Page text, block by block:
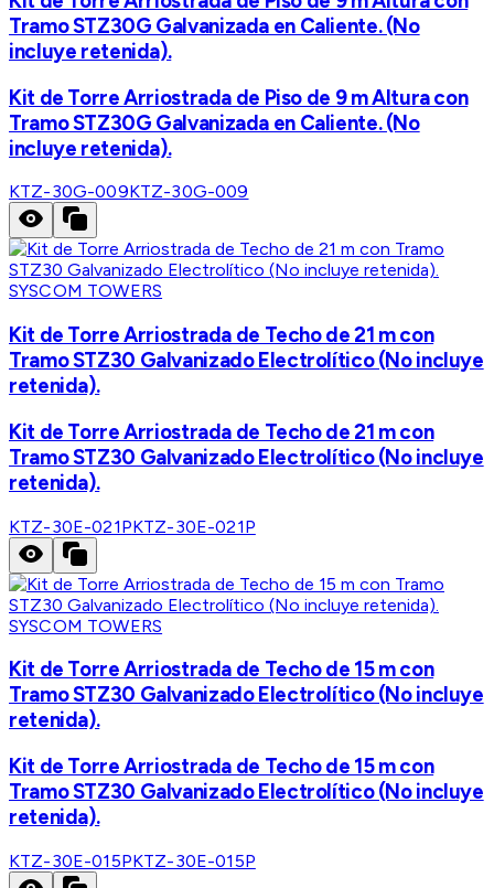
Tramo STZ30G Galvanizada en Caliente. (No
incluye retenida).
Kit de Torre Arriostrada de Piso de 9 m Altura con
Tramo STZ30G Galvanizada en Caliente. (No
incluye retenida).
KTZ-30G-009KTZ-30G-009
SYSCOM TOWERS
Kit de Torre Arriostrada de Techo de 21 m con
Tramo STZ30 Galvanizado Electrolítico (No incluye
retenida).
Kit de Torre Arriostrada de Techo de 21 m con
Tramo STZ30 Galvanizado Electrolítico (No incluye
retenida).
KTZ-30E-021PKTZ-30E-021P
SYSCOM TOWERS
Kit de Torre Arriostrada de Techo de 15 m con
Tramo STZ30 Galvanizado Electrolítico (No incluye
retenida).
Kit de Torre Arriostrada de Techo de 15 m con
Tramo STZ30 Galvanizado Electrolítico (No incluye
retenida).
KTZ-30E-015PKTZ-30E-015P